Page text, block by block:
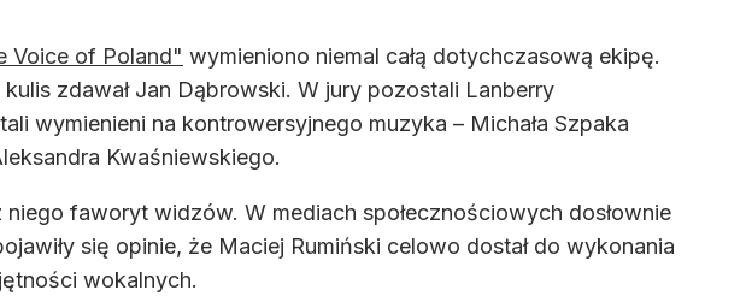
Voice of Poland" wymieniono niemal całą dotychczasową ekipę.
zdawał Jan Dąbrowski. W jury pozostali Lanberry
wymienieni na kontrowersyjnego muzyka – Michała Szpaka
Kwaśniewskiego.
niego faworyt widzów. W mediach społecznościowych dosłownie
się opinie, że Maciej Rumiński celowo dostał do wykonania
wokalnych.